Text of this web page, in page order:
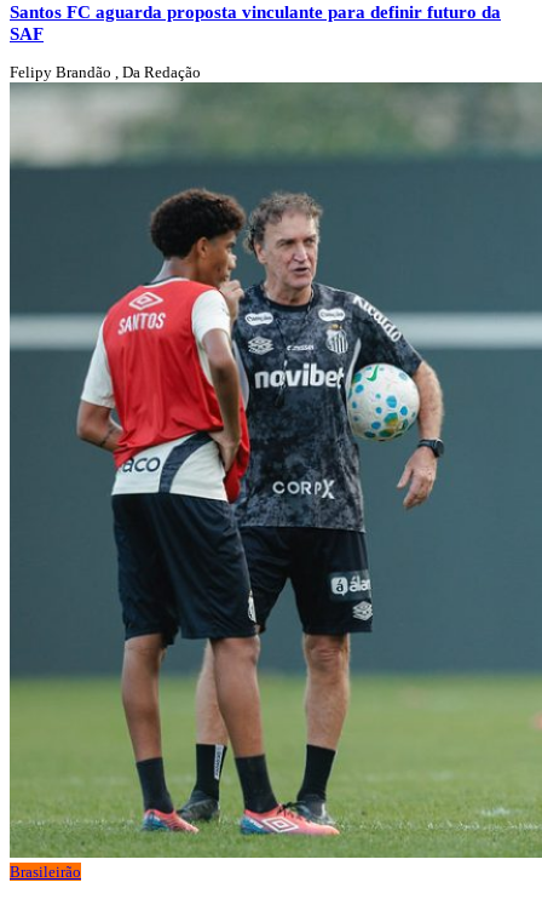
Santos FC aguarda proposta vinculante para definir futuro da
SAF
Felipy Brandão , Da Redação
Brasileirão